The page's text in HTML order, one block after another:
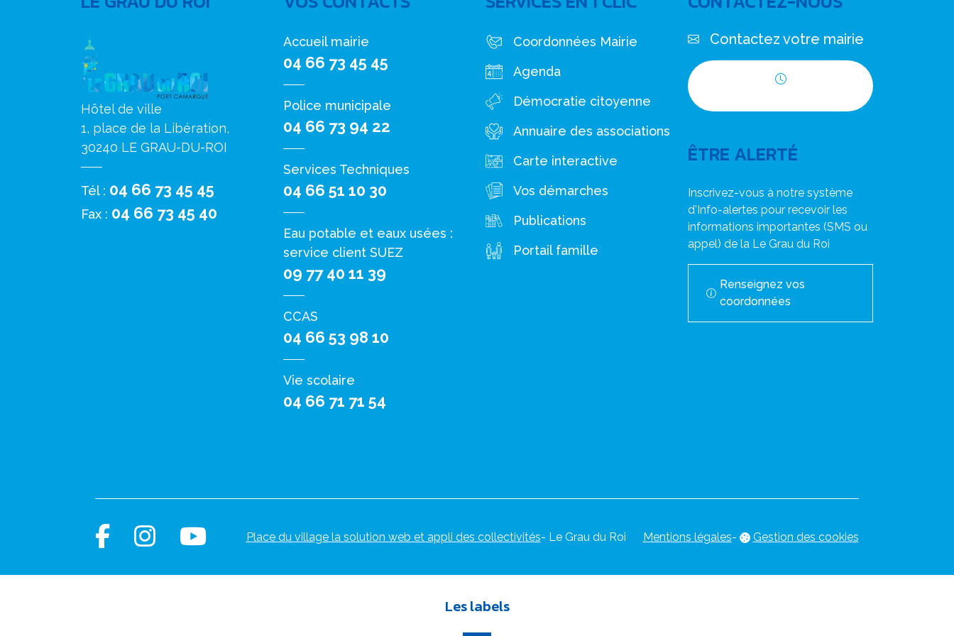
Hôtel de ville
1, place de la Libération,
30240 LE GRAU-DU-ROI
Tél : 04 66 73 45 45
Fax : 04 66 73 45 40
Accueil mairie
04 66 73 45 45
Police municipale
04 66 73 94 22
Services Techniques
04 66 51 10 30
Eau potable et eaux usées :
service client SUEZ
09 77 40 11 39
CCAS
04 66 53 98 10
Vie scolaire
04 66 71 71 54
Coordonnées Mairie
Agenda
Démocratie citoyenne
Annuaire des associations
Carte interactive
Vos démarches
Publications
Portail famille
Contactez votre mairie
ÊTRE ALERTÉ
Inscrivez-vous à notre système
d'Info-alertes pour recevoir les
informations importantes (SMS ou
appel) de la Le Grau du Roi
Renseignez vos
coordonnées
Place du village la solution web et appli des collectivités- Le Grau du Roi Mentions légales- Gestion des cookies
Les labels